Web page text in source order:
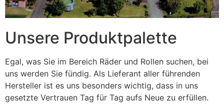
Unsere Produktpalette
Egal, was Sie im Bereich Räder und Rollen suchen, bei
uns werden Sie fündig. Als Lieferant aller führenden
Hersteller ist es uns besonders wichtig, dass in uns
gesetzte Vertrauen Tag für Tag aufs Neue zu erfüllen.